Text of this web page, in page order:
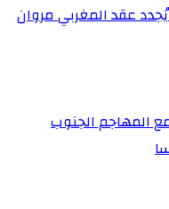
عقد المغربي مروان
المهاجم الجنوب